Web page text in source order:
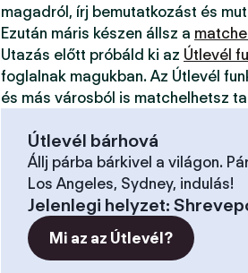
magadról, írj bemutatkozást és
Ezután máris készen állsz a
Utazás előtt próbáld ki az Útlevél
foglalnak magukban. Az Útlevél
és más városból is matchelhetsz
Útlevél bárhová
Állj párba bárkivel a világon.
Los Angeles, Sydney, indulás!
Jelenlegi helyzet:
Mi az az Útlevél?